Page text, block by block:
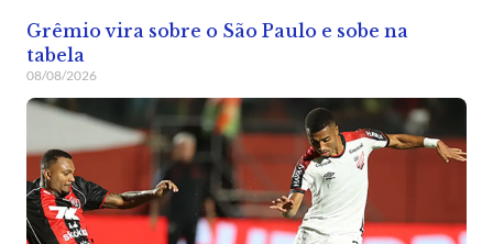
Grêmio vira sobre o São Paulo e sobe na
tabela
08/08/2026